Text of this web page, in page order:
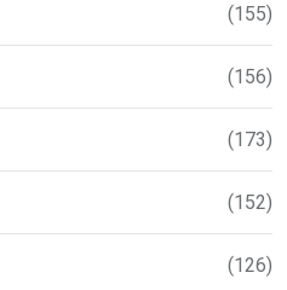
(155)
(156)
(173)
(152)
(126)